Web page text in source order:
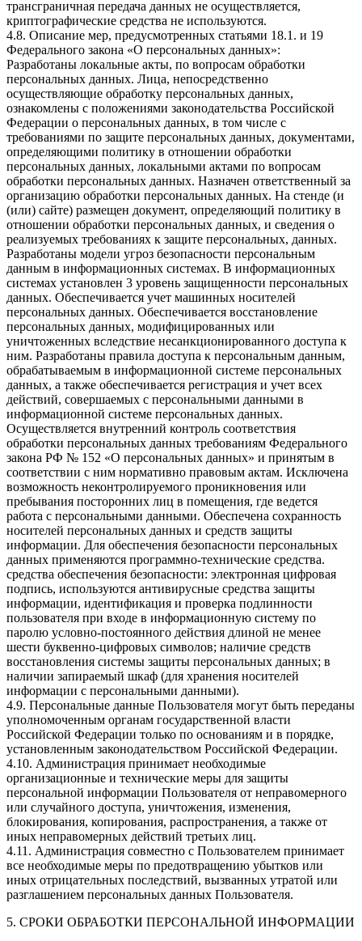
трансграничная передача данных не осуществляется,
криптографические средства не используются.
4.8. Описание мер, предусмотренных статьями 18.1. и 19
Федерального закона «О персональных данных»:
Разработаны локальные акты, по вопросам обработки
персональных данных. Лица, непосредственно
осуществляющие обработку персональных данных,
ознакомлены с положениями законодательства Российской
Федерации о персональных данных, в том числе с
требованиями по защите персональных данных, документами,
определяющими политику в отношении обработки
персональных данных, локальными актами по вопросам
обработки персональных данных. Назначен ответственный за
организацию обработки персональных данных. На стенде (и
(или) сайте) размещен документ, определяющий политику в
отношении обработки персональных данных, и сведения о
реализуемых требованиях к защите персональных, данных.
Разработаны модели угроз безопасности персональным
данным в информационных системах. В информационных
системах установлен 3 уровень защищенности персональных
данных. Обеспечивается учет машинных носителей
персональных данных. Обеспечивается восстановление
персональных данных, модифицированных или
уничтоженных вследствие несанкционированного доступа к
ним. Разработаны правила доступа к персональным данным,
обрабатываемым в информационной системе персональных
данных, а также обеспечивается регистрация и учет всех
действий, совершаемых с персональными данными в
информационной системе персональных данных.
Осуществляется внутренний контроль соответствия
обработки персональных данных требованиям Федерального
закона РФ № 152 «О персональных данных» и принятым в
соответствии с ним нормативно правовым актам. Исключена
возможность неконтролируемого проникновения или
пребывания посторонних лиц в помещения, где ведется
работа с персональными данными. Обеспечена сохранность
носителей персональных данных и средств защиты
информации. Для обеспечения безопасности персональных
данных применяются программно-технические средства.
средства обеспечения безопасности: электронная цифровая
подпись, используются антивирусные средства защиты
информации, идентификация и проверка подлинности
пользователя при входе в информационную систему по
паролю условно-постоянного действия длиной не менее
шести буквенно-цифровых символов; наличие средств
восстановления системы защиты персональных данных; в
наличии запираемый шкаф (для хранения носителей
информации с персональными данными).
4.9. Персональные данные Пользователя могут быть переданы
уполномоченным органам государственной власти
Российской Федерации только по основаниям и в порядке,
установленным законодательством Российской Федерации.
4.10. Администрация принимает необходимые
организационные и технические меры для защиты
персональной информации Пользователя от неправомерного
или случайного доступа, уничтожения, изменения,
блокирования, копирования, распространения, а также от
иных неправомерных действий третьих лиц.
4.11. Администрация совместно с Пользователем принимает
все необходимые меры по предотвращению убытков или
иных отрицательных последствий, вызванных утратой или
разглашением персональных данных Пользователя.
5. СРОКИ ОБРАБОТКИ ПЕРСОНАЛЬНОЙ ИНФОРМАЦИИ